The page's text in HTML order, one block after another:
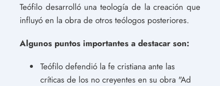
Teófilo desarrolló una teología de la creación que
influyó en la obra de otros teólogos posteriores.
Algunos puntos importantes a destacar son:
Teófilo defendió la fe cristiana ante las
críticas de los no creyentes en su obra "Ad